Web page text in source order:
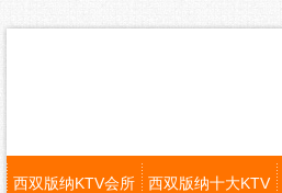
西双版纳KTV会所 西双版纳十大KTV